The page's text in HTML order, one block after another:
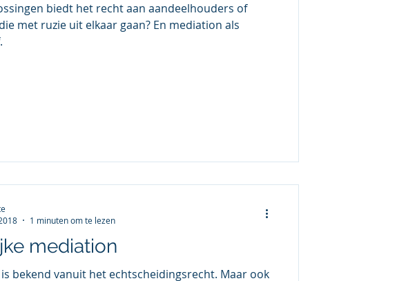
biedt het recht aan aandeelhouders of
met ruzie uit elkaar gaan? En mediation als
mediation
bekend vanuit het echtscheidingsrecht. Maar ook
1 minuten om te lezen